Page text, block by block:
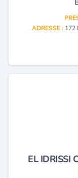
ADRESSE : 172
EL IDRISSI